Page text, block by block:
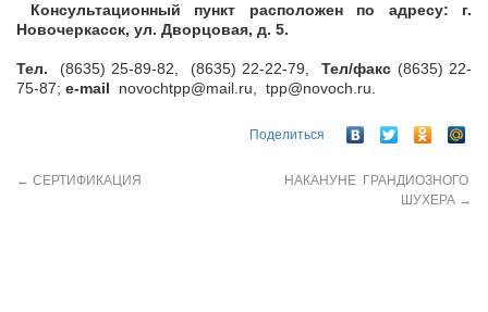
Консультационный пункт расположен по адресу: г.
Новочеркасск, ул. Дворцовая, д. 5.
Тел. (8635) 25-89-82, (8635) 22-22-79,Тел/факс (8635) 22-
75-87; e-mail novochtpp@mail.ru, tpp@novoch.ru.
Поделиться
← СЕРТИФИКАЦИЯ
НАКАНУНЕ ГРАНДИОЗНОГО
ШУХЕРА →